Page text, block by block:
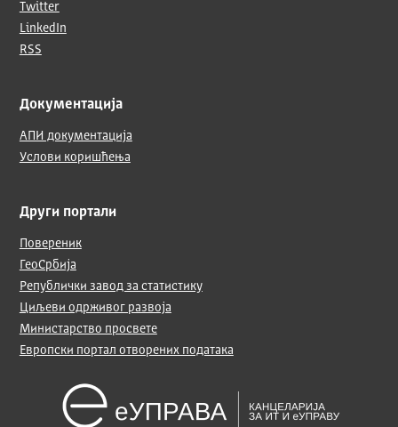
Twitter
LinkedIn
RSS
Документација
АПИ документација
Услови коришћења
Други портали
Повереник
ГеоСрбија
Републички завод за статистику
Циљеви одрживог развоја
Министарство просвете
Европски портал отворених података